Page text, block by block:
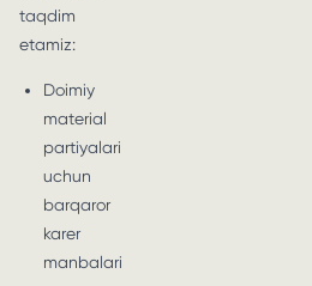
taqdim
etamiz:
Doimiy
material
partiyalari
uchun
barqaror
karer
manbalari